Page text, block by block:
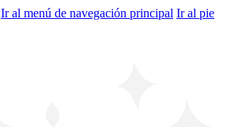
Ir al menú de navegación principal Ir al pie